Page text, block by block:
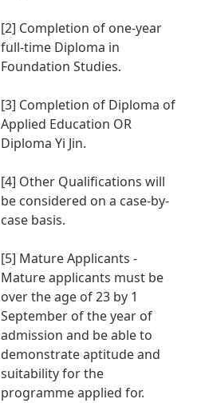
[2] Completion of one-year
full-time Diploma in
Foundation Studies.
[3] Completion of Diploma of
Applied Education OR
Diploma Yi Jin.
[4] Other Qualifications will
be considered on a case-by-
case basis.
[5] Mature Applicants -
Mature applicants must be
over the age of 23 by 1
September of the year of
admission and be able to
demonstrate aptitude and
suitability for the
programme applied for.